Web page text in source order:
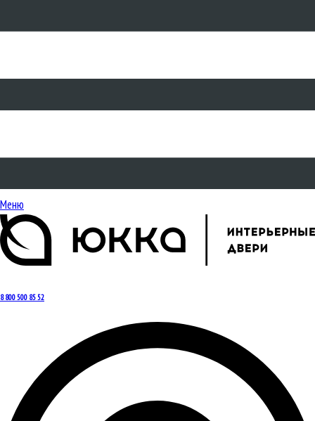
Меню
8 800 500 85 52